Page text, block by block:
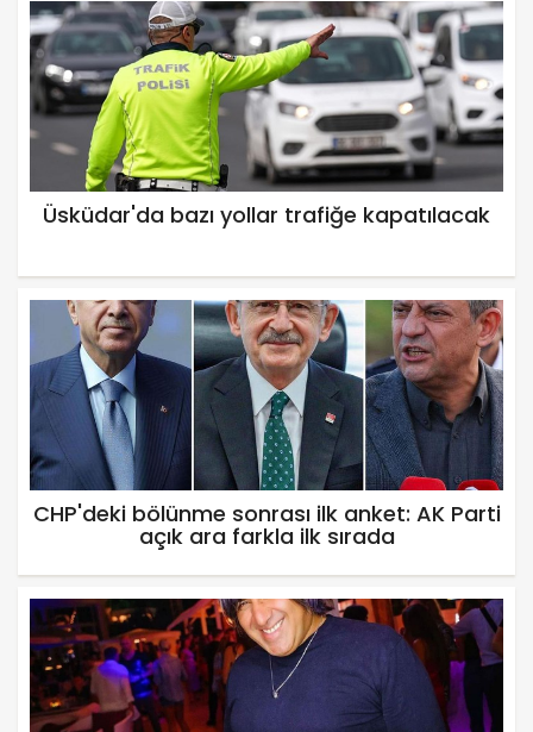
Üsküdar'da bazı yollar trafiğe kapatılacak
CHP'deki bölünme sonrası ilk anket: AK Parti
açık ara farkla ilk sırada